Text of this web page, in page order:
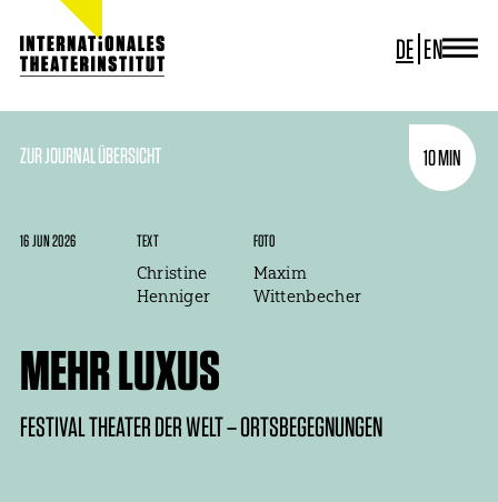
DE EN
ITI GERMANY
ITI WORLDWIDE
PROJEKTE
ZUR JOURNAL ÜBERSICHT
16 JUN 2026 TEXT
Christine
Henniger
FOTO
Maxim
Wittenbecher
10 MIN
MEHR LUXUS
FESTIVAL THEATER DER WELT – ORTSBEGEGNUNGEN